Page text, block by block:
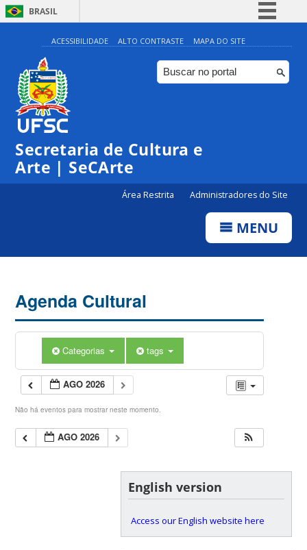
BRASIL
Simplifique!
Comunica BR
Participe
ACESSIBILIDADE ALTO CONTRASTE MAPA DO SITE
Secretaria de Cultura e
Arte | SeCArte
Área Restrita Administradores do Site
MENU
Agenda Cultural
Categorias tags
AGO 2026
Não há eventos para mostrar neste momento.
AGO 2026
English version
Access our English website here